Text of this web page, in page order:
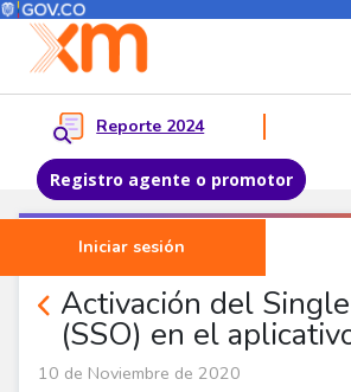
Pasar al contenido principal
Menú del Usuario
Reporte 2024
Registro agente o promotor
Iniciar sesión
Menu
Activación del
(SSO) en el
Noticias Agentes
10 de Noviembre de 2020